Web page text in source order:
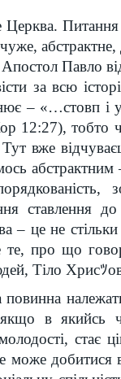
абстрактне,
Павло
за всю
– «…стовп і
12:27), тобто
вже
абстрактним
ставлення
– це не
те, про що
Тіло Хрисﾂ
якщо в якийсь
стає
добитися